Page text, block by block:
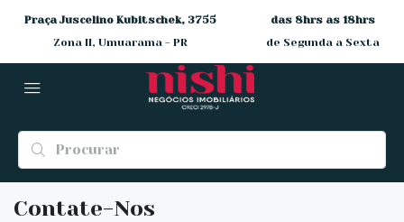
Praça Juscelino Kubitschek, 3755
Zona II, Umuarama - PR
das 8hrs as 18hrs
de Segunda a Sexta
Contate-Nos